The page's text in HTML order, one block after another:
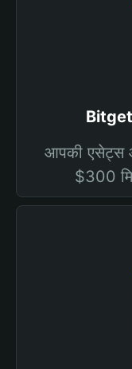
आपकी एसेट्स
$300